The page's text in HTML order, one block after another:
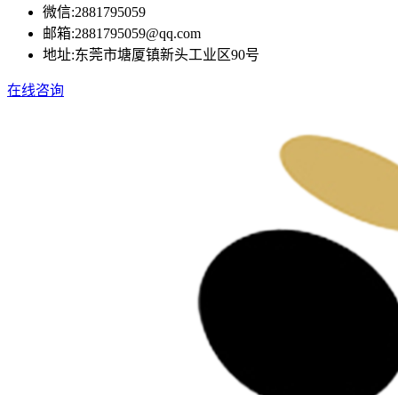
微信:2881795059
邮箱:2881795059@qq.com
地址:东莞市塘厦镇新头工业区90号
在线咨询